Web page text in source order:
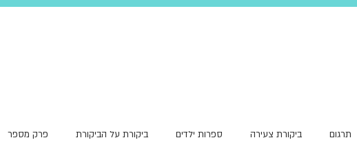
תרגום ביקורת צעירה ספרות ילדים ביקורת על הביקורת פרק מספר